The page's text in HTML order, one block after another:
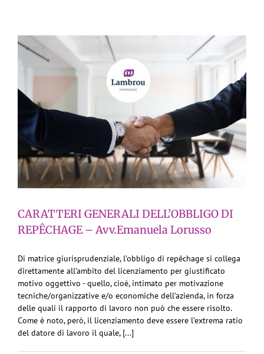
CARATTERI GENERALI DELL’OBBLIGO DI
REPÊCHAGE – Avv.Emanuela Lorusso
Di matrice giurisprudenziale, l’obbligo di repêchage si collega
direttamente all’ambito del licenziamento per giustificato
motivo oggettivo - quello, cioè, intimato per motivazione
tecniche/organizzative e/o economiche dell’azienda, in forza
delle quali il rapporto di lavoro non può che essere risolto.
Come è noto, però, il licenziamento deve essere l’extrema ratio
del datore di lavoro il quale, [...]